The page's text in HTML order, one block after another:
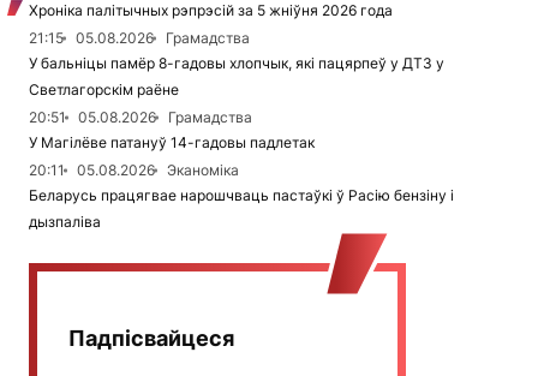
Хроніка палітычных рэпрэсій за 5 жніўня 2026 года
21:15
05.08.2026
Грамадства
У бальніцы памёр 8-гадовы хлопчык, які пацярпеў у ДТЗ у
Светлагорскім раёне
20:51
05.08.2026
Грамадства
У Магілёве патануў 14-гадовы падлетак
20:11
05.08.2026
Эканоміка
Беларусь працягвае нарошчваць пастаўкі ў Расію бензіну і
дызпаліва
Падпісвайцеся